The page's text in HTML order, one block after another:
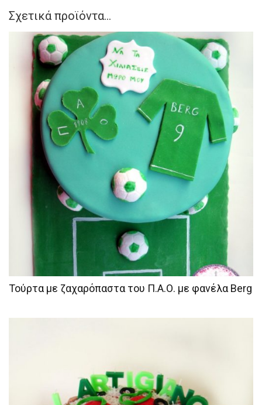
Σχετικά προϊόντα...
Τούρτα με ζαχαρόπαστα του Π.Α.Ο. με φανέλα Berg